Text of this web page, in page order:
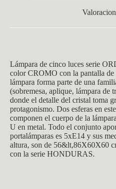
Lámpara de cinco luces serie
color CROMO con la pantalla
lámpara forma parte de una
(sobremesa, aplique, lámpara de
donde el detalle del cristal toma
protagonismo. Dos esferas en
componen el cuerpo de la
U en metal. Todo el conjunto
portalámparas es 5xE14 y sus
altura, son de 56&lt,86X60X60
con la serie HONDURAS.